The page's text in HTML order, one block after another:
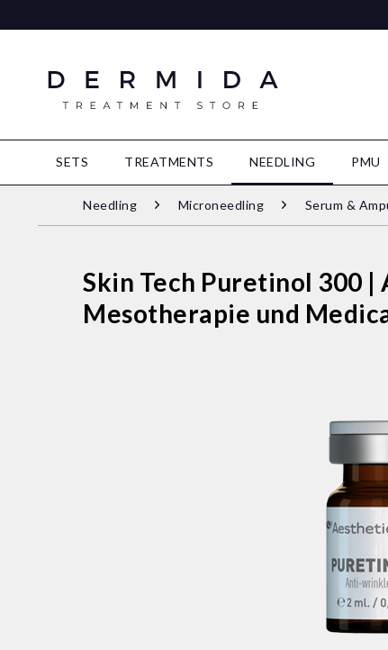
SETS TREATMENTS NEEDLING PMU
Needling Microneedling Serum &
Skin Tech Puretinol 300
Mesotherapie und